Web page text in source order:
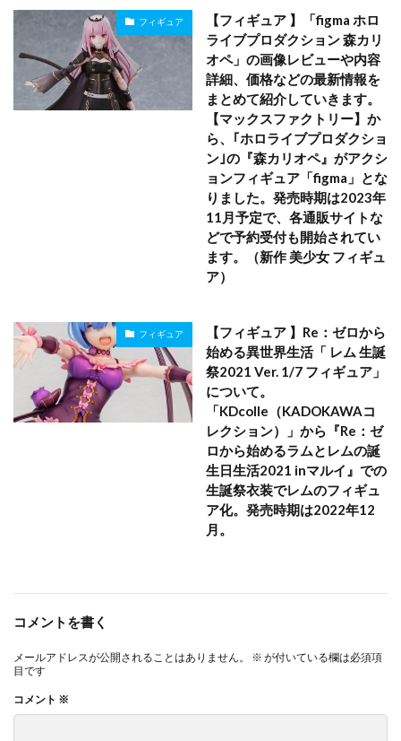
フィギュア
【フィギュア 】「figma ホロ
ライブプロダクション 森カリ
オペ」の画像レビューや内容
詳細、価格などの最新情報を
まとめて紹介していきます。
【マックスファクトリー】か
ら、｢ホロライブプロダクショ
ン｣の『森カリオペ』がアクシ
ョンフィギュア「figma」とな
りました。発売時期は2023年
11月予定で、各通販サイトな
どで予約受付も開始されてい
ます。（新作 美少女 フィギュ
ア）
フィギュア
【フィギュア 】Re：ゼロから
始める異世界生活「 レム 生誕
祭2021 Ver. 1/7 フィギュア」
について。
「KDcolle（KADOKAWAコ
レクション）」から『Re：ゼ
ロから始めるラムとレムの誕
生日生活2021 inマルイ』での
生誕祭衣装でレムのフィギュ
ア化。発売時期は2022年12
月。
コメントを書く
メールアドレスが公開されることはありません。 ※ が付いている欄は必須項
目です
コメント ※